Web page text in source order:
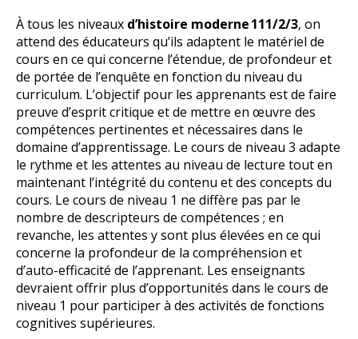
À tous les niveaux d’histoire moderne 111/2/3, on
attend des éducateurs qu’ils adaptent le matériel de
cours en ce qui concerne l’étendue, de profondeur et
de portée de l’enquête en fonction du niveau du
curriculum. L’objectif pour les apprenants est de faire
preuve d’esprit critique et de mettre en œuvre des
compétences pertinentes et nécessaires dans le
domaine d’apprentissage. Le cours de niveau 3 adapte
le rythme et les attentes au niveau de lecture tout en
maintenant l’intégrité du contenu et des concepts du
cours. Le cours de niveau 1 ne diffère pas par le
nombre de descripteurs de compétences ; en
revanche, les attentes y sont plus élevées en ce qui
concerne la profondeur de la compréhension et
d’auto-efficacité de l’apprenant. Les enseignants
devraient offrir plus d’opportunités dans le cours de
niveau 1 pour participer à des activités de fonctions
cognitives supérieures.